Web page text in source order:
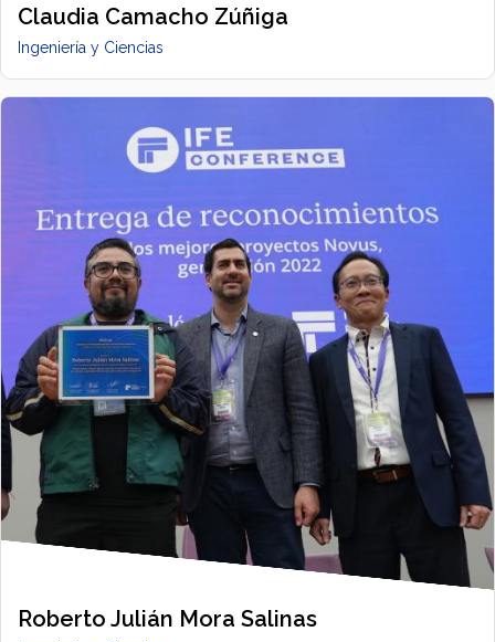
Claudia Camacho Zúñiga
Ingeniería y Ciencias
Roberto Julián Mora Salinas